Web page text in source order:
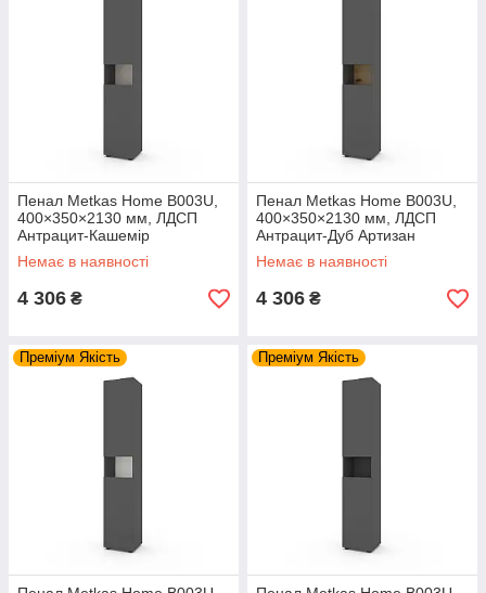
Пенал Metkas Home B003U,
400×350×2130 мм, ЛДСП
Антрацит-Кашемір
(MB003UAK)
Немає в наявності
4 306 ₴
Пенал Metkas Home B003U,
400×350×2130 мм, ЛДСП
Антрацит-Дуб Артизан
(MB003UADA)
Немає в наявності
4 306 ₴
Преміум Якість Преміум Якість